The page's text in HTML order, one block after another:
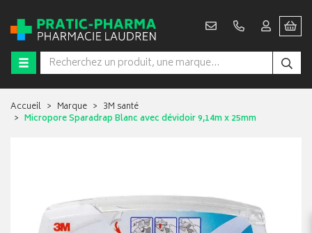
Accueil Marque
3M santé
Micropore Sparadrap Blanc avec dévidoir 9,14m x 25mm